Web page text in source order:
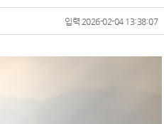
입력 2026-02-04 13:38:07